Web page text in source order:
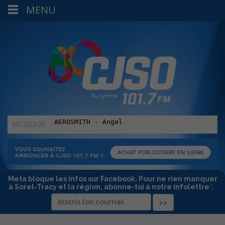
MUSIQUE
:
Meta bloque les infos sur Facebook. Pour ne rien manquer
à Sorel-Tracy et la région, abonne-toi à notre infolettre :
MENU